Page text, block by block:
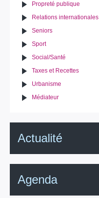
Propreté publique
Relations internationales
Seniors
Sport
Social/Santé
Taxes et Recettes
Urbanisme
Médiateur
Actualité
Agenda